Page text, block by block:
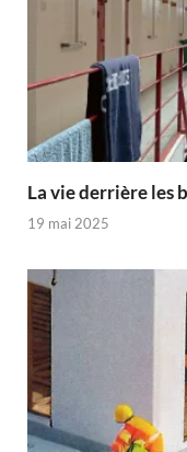
La vie derrière les
19 mai 2025